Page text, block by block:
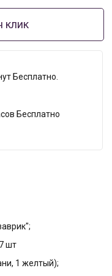
клик
Бесплатно.
Бесплатно
шт
1 желтый);